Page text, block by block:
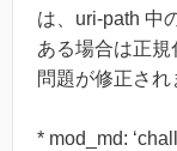
は、uri-path 中
ある場合は正
問題が修正され
* mod_md: